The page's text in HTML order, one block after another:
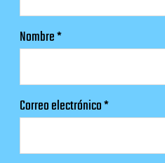
Nombre*
Correo electrónico*